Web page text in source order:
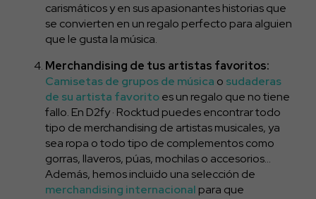
carismáticos y en sus apasionantes historias que
se convierten en un regalo perfecto para alguien
que le gusta la música.
Merchandising de tus artistas favoritos:
Camisetas de grupos de música o sudaderas
de su artista favoritoes un regalo que no tiene
fallo. En D2fy · Rocktud puedes encontrar todo
tipo de merchandising de artistas musicales, ya
sea ropa o todo tipo de complementos como
gorras, llaveros, púas, mochilas o accesorios…
Además, hemos incluido una selección de
merchandising internacional para que